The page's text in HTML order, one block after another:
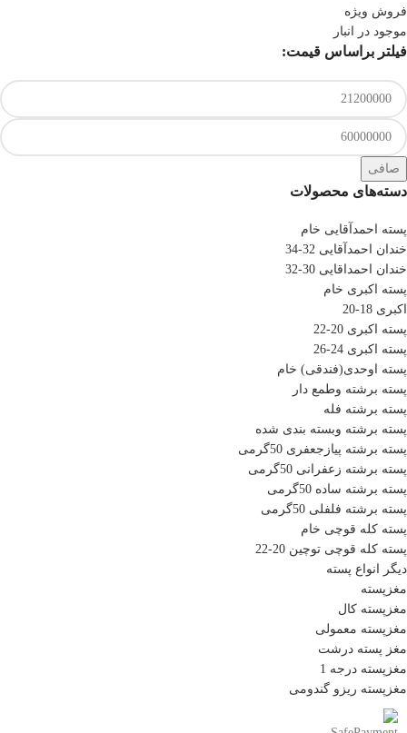
فروش ویژه
موجود در انبار
فیلتر براساس قیمت:
صافی
دسته‌های محصولات
پسته احمدآقایی خام
خندان احمدآقایی 32-34
خندان احمداقایی 30-32
پسته اکبری خام
اکبری 18-20
پسته اکبری 20-22
پسته اکبری 24-26
پسته اوحدی(فندقی) خام
پسته برشته وطمع دار
پسته برشته فله
پسته برشته وبسته بندی شده
پسته برشته پیازجعفری 50گرمی
پسته برشته زعفرانی 50گرمی
پسته برشته ساده 50گرمی
پسته برشته فلفلی 50گرمی
پسته کله قوچی خام
پسته کله قوچی توچین 20-22
دیگر انواع پسته
مغزپسته
مغزپسته کال
مغزپسته معمولی
مغز پسته درشت
مغزپسته درجه 1
مغزپسته ریزو گندومی